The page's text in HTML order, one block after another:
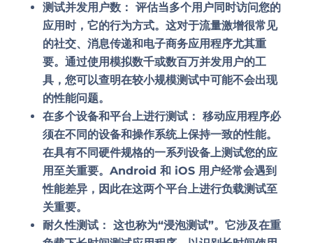
测试并发用户数： 评估当多个用户同时访问您的
应用时，它的行为方式。这对于流量激增很常见
的社交、消息传递和电子商务应用程序尤其重
要。通过使用模拟数千或数百万并发用户的工
具，您可以查明在较小规模测试中可能不会出现
的性能问题。
在多个设备和平台上进行测试： 移动应用程序必
须在不同的设备和操作系统上保持一致的性能。
在具有不同硬件规格的一系列设备上测试您的应
用至关重要。Android 和 iOS 用户经常会遇到
性能差异，因此在这两个平台上进行负载测试至
关重要。
耐久性测试： 这也称为“浸泡测试”。它涉及在重